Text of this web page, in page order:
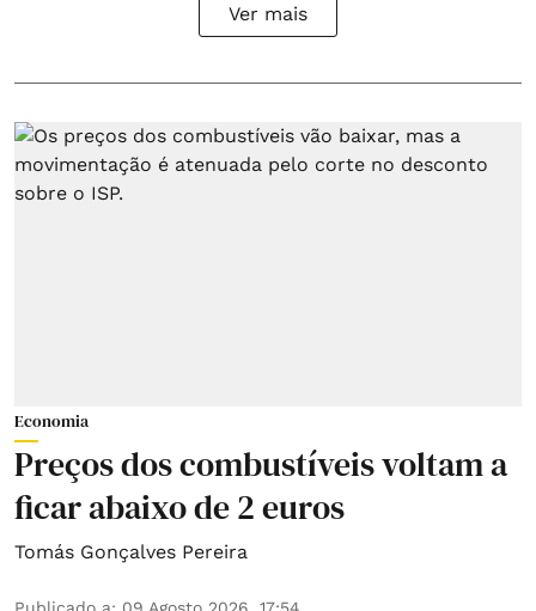
Ver mais
Economia
Preços dos combustíveis voltam a
ficar abaixo de 2 euros
Tomás Gonçalves Pereira